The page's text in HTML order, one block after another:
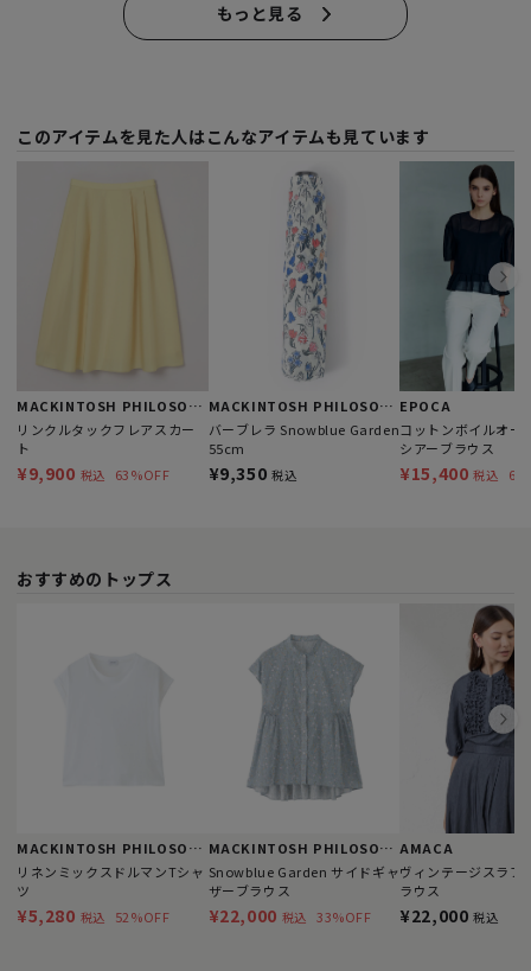
もっと見る
このアイテムを見た人はこんなアイテムも見ています
MACKINTOSH PHILOSOPHY
リンクルタックフレアスカー
ト
¥9,900 税込 63%OFF
MACKINTOSH PHILOSOPHY
バーブレラ Snowblue Garden
55cm
¥9,350 税込
EPOCA
コットンボイルオー
シアーブラウス
¥15,400 税込
おすすめのトップス
MACKINTOSH PHILOSOPHY
リネンミックスドルマンTシャ
ツ
¥5,280 税込 52%OFF
MACKINTOSH PHILOSOPHY
Snowblue Garden サイドギャ
ザーブラウス
¥22,000 税込 33%OFF
AMACA
ヴィンテージスラブ
ラウス
¥22,000 税込